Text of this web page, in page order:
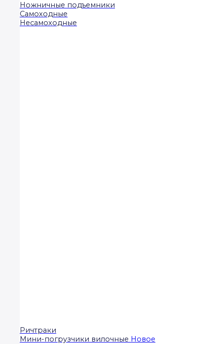
Ножничные подъемники
Самоходные
Несамоходные
Ричтраки
Мини-погрузчики вилочные